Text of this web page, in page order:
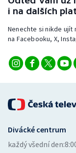
Triatlon
Veslování
Vodní slalom
Volejbal
Ostatní
i na dalších
Nenechte si nikde ujít
na Facebooku, X,
Divácké centrum
každý všední den: